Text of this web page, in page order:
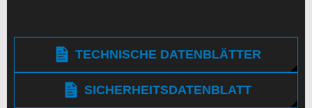
TECHNISCHE DATENBLÄTTER
SICHERHEITSDATENBLATT